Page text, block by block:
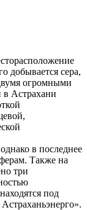
добывается сера,
огромными
Астрахани
в последнее
Также на
три
под